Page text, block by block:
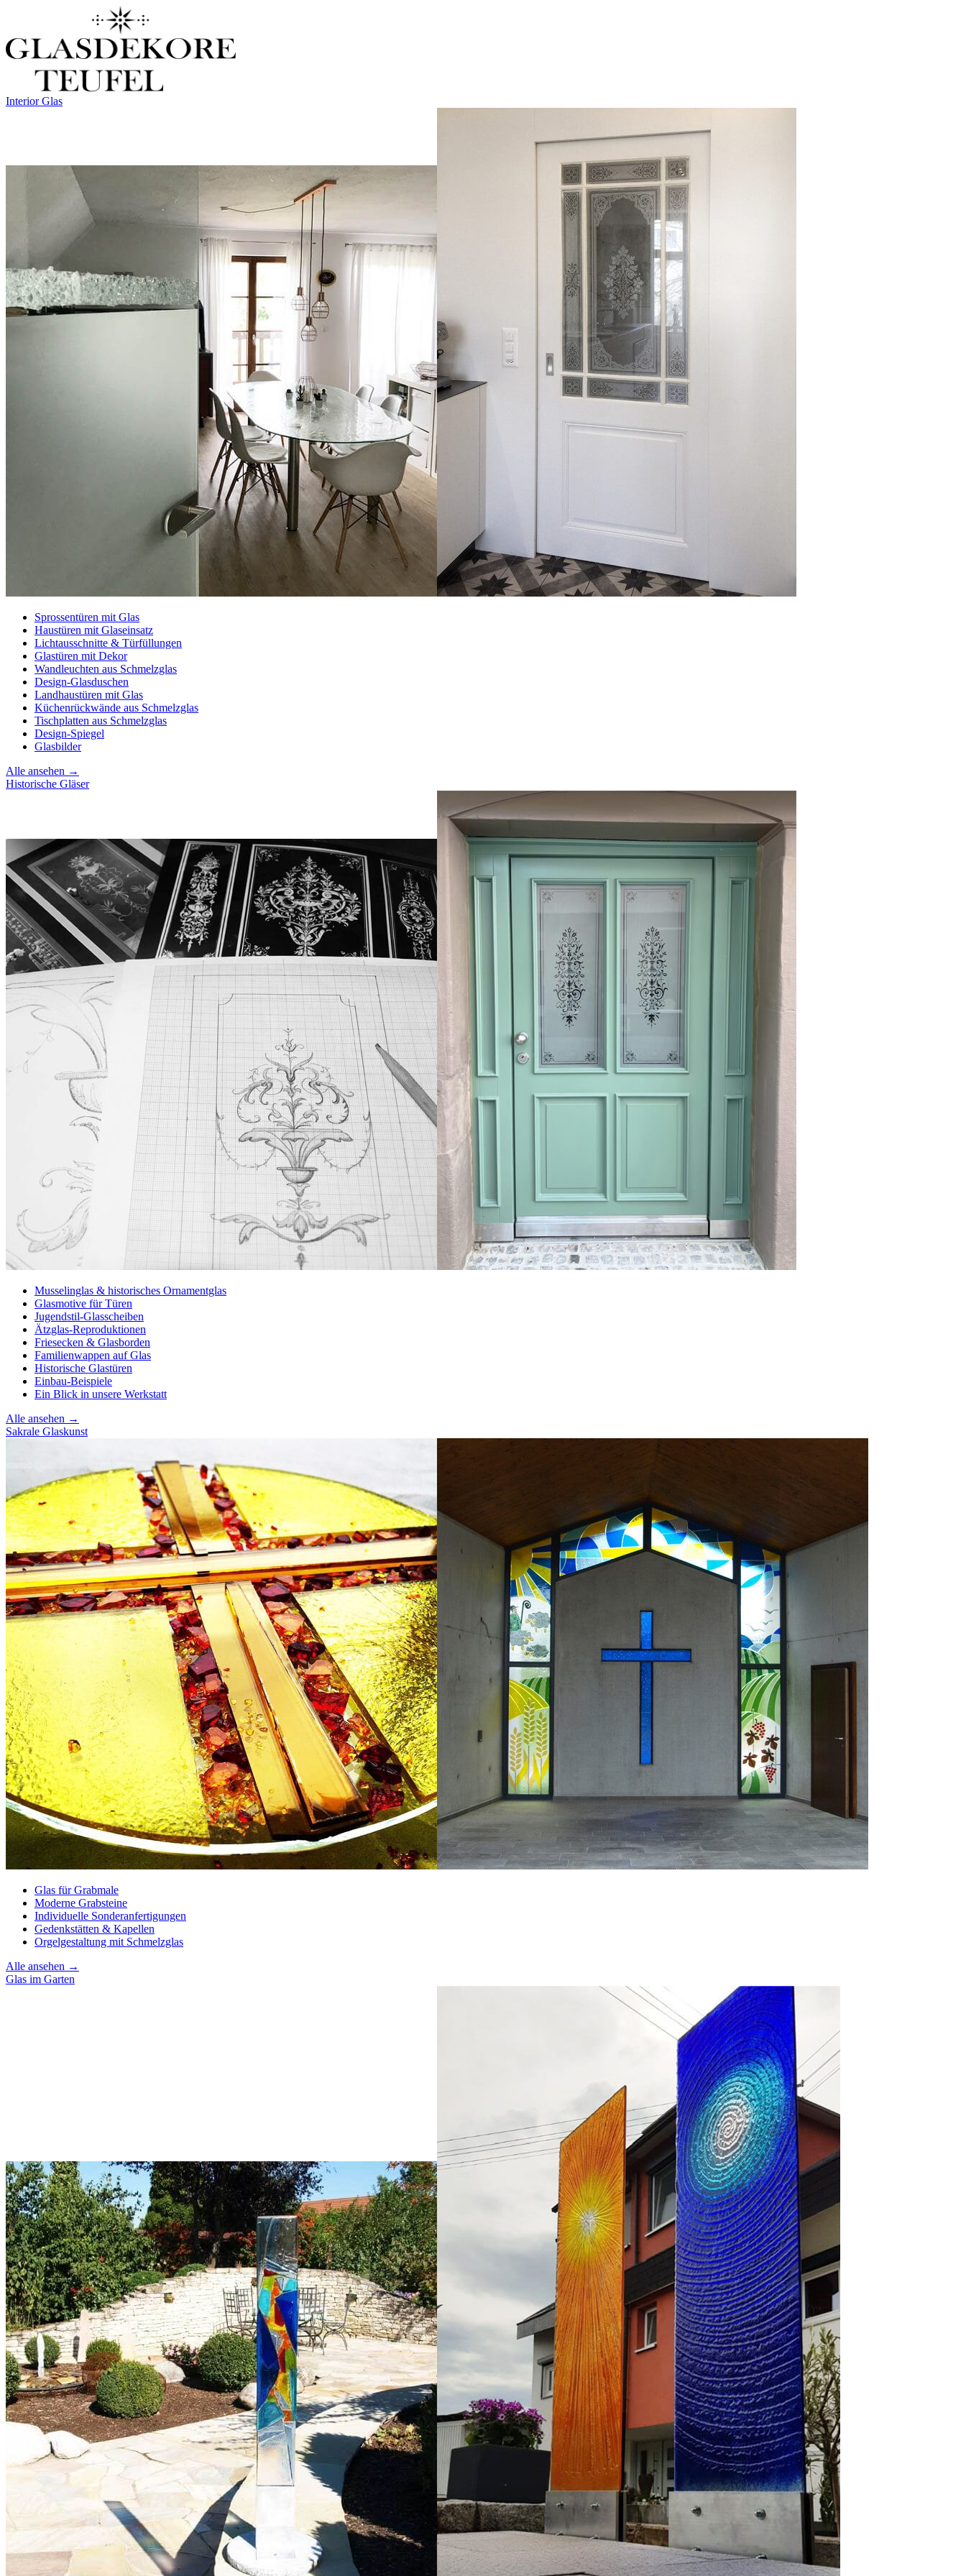
Interior Glas
Sprossentüren mit Glas
Haustüren mit Glaseinsatz
Lichtausschnitte & Türfüllungen
Glastüren mit Dekor
Wandleuchten aus Schmelzglas
Design-Glasduschen
Landhaustüren mit Glas
Küchenrückwände aus Schmelzglas
Tischplatten aus Schmelzglas
Design-Spiegel
Glasbilder
Alle ansehen →
Historische Gläser
Musselinglas & historisches Ornamentglas
Glasmotive für Türen
Jugendstil-Glasscheiben
Ätzglas-Reproduktionen
Friesecken & Glasborden
Familienwappen auf Glas
Historische Glastüren
Einbau-Beispiele
Ein Blick in unsere Werkstatt
Alle ansehen →
Sakrale Glaskunst
Glas für Grabmale
Moderne Grabsteine
Individuelle Sonderanfertigungen
Gedenkstätten & Kapellen
Orgelgestaltung mit Schmelzglas
Alle ansehen →
Glas im Garten